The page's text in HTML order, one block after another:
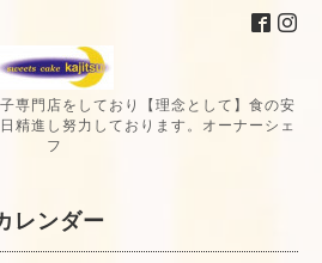
専門店をしており【理念として】食の安
精進し努力しております。オーナーシェ
フ
レンダー